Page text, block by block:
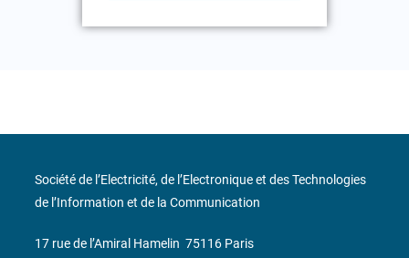
Société de l’Electricité, de l’Electronique et des Technologies
de l’Information et de la Communication
17 rue de l’Amiral Hamelin 75116 Paris